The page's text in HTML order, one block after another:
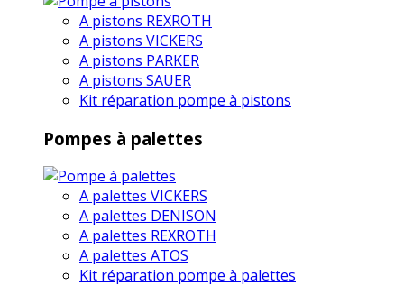
A pistons REXROTH
A pistons VICKERS
A pistons PARKER
A pistons SAUER
Kit réparation pompe à pistons
Pompes à palettes
A palettes VICKERS
A palettes DENISON
A palettes REXROTH
A palettes ATOS
Kit réparation pompe à palettes